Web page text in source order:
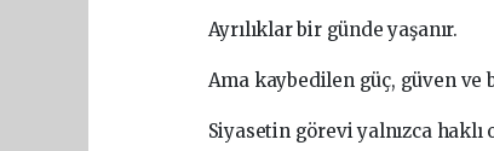
Ayrılıklar bir günde yaşanır.
Ama kaybedilen güç, güven ve
Siyasetin görevi yalnızca